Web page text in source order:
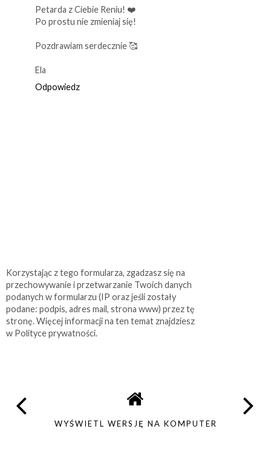
Petarda z Ciebie Reniu! ❤️
Po prostu nie zmieniaj się!
Pozdrawiam serdecznie 🥰
Ela
Odpowiedz
Korzystając z tego formularza, zgadzasz się na
przechowywanie i przetwarzanie Twoich danych
podanych w formularzu (IP oraz jeśli zostały
podane: podpis, adres mail, strona www) przez tę
stronę. Więcej informacji na ten temat znajdziesz
w Polityce prywatności.
WYŚWIETL WERSJĘ NA KOMPUTER